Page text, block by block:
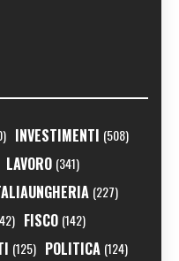
INVESTIMENTI (508)
LAVORO (341)
(227)
FISCO (142)
(125) POLITICA (124)